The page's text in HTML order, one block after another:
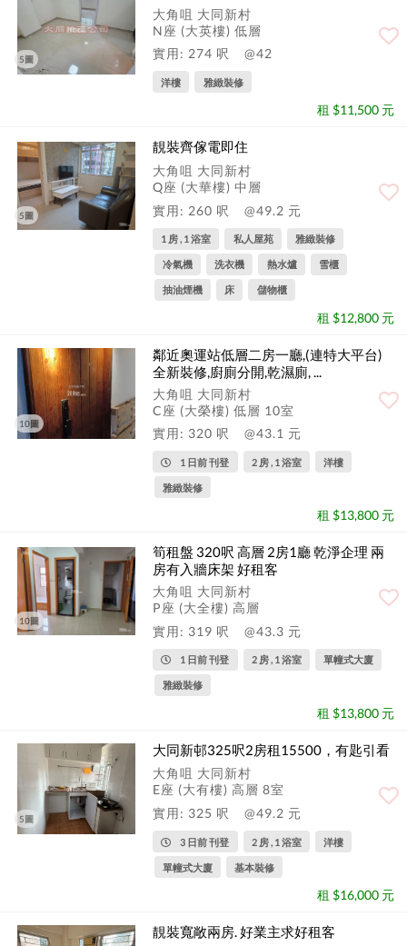
5圖
大角咀 大同新村
N座 (大英樓) 低層
實用: 274 呎
@42
洋樓 雅緻裝修
租 $11,500 元
5圖
靚裝齊傢電即住
大角咀 大同新村
Q座 (大華樓) 中層
實用: 260 呎
@49.2 元
1 房 , 1 浴室 私人屋苑 雅緻裝修
冷氣機 洗衣機 熱水爐 雪櫃
抽油煙機 床 儲物櫃
租 $12,800 元
10圖
鄰近奧運站低層二房一廳,(連特大平台)
全新裝修,廚廁分開,乾濕廁, ...
大角咀 大同新村
C座 (大榮樓) 低層 10室
實用: 320 呎
@43.1 元
1 日前 刊登 2 房 , 1 浴室 洋樓
雅緻裝修
租 $13,800 元
10圖
筍租盤 320呎 高層 2房1廳 乾淨企理 兩
房有入牆床架 好租客
大角咀 大同新村
P座 (大全樓) 高層
實用: 319 呎
@43.3 元
1 日前 刊登 2 房 , 1 浴室 單幢式大廈
雅緻裝修
租 $13,800 元
5圖
大同新邨325呎2房租15500，有匙引看
大角咀 大同新村
E座 (大有樓) 高層 8室
實用: 325 呎
@49.2 元
3 日前 刊登 2 房 , 1 浴室 洋樓
單幢式大廈 基本裝修
租 $16,000 元
靚裝寬敞兩房. 好業主求好租客